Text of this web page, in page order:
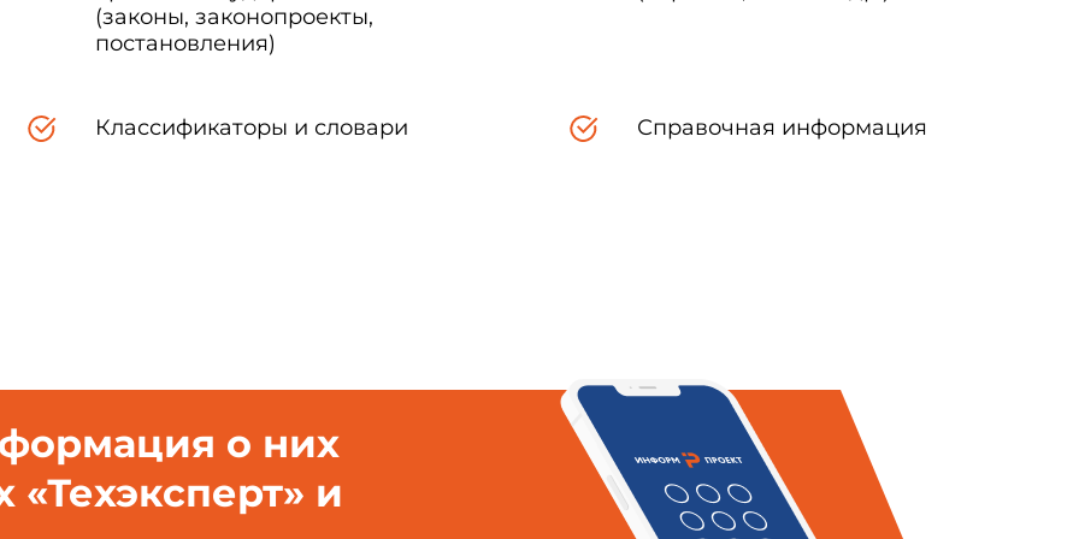
форму, размеры и технические требования к знаку соответствия (в том числе к знаку
подделок), применяемому в Системе сертификации ГОСТ Р для указания соответствия
и услуг требованиям, предусмотренным для обязательного подтверждения соответствия
выдавшего сертификат соответствия, наносят на расстоянии 0,25
под графическим
знака шрифтом, приведенным на
для продукции, соответствие которой подтверждено декларацией о соответствии, код
(законы, законопроекты,
постановления)
Классификаторы и словари Справочная информация
о них
и